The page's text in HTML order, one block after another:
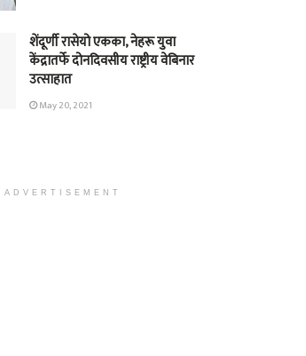
शेंदूर्णी रासेयो एकका, नेहरू युवा
केंद्रातर्फे दोनदिवसीय राष्ट्रीय वेबिनार
उत्साहात
May 20, 2021
ADVERTISEMENT